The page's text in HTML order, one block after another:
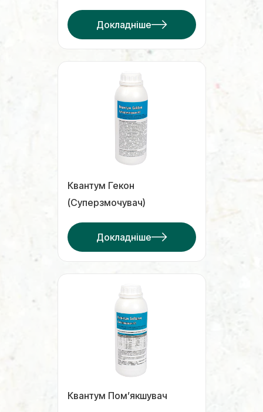
Докладніше
Квантум Гекон
(Суперзмочувач)
Докладніше
Квантум Пом’якшувач